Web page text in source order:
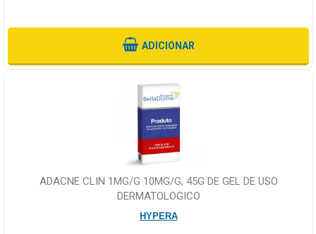
ADICIONAR
ADACNE CLIN 1MG/G 10MG/G, 45G DE GEL DE USO
DERMATOLOGICO
HYPERA